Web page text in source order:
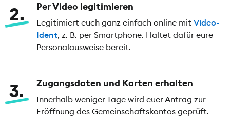
2 Per Video legitimieren
Legitimiert euch ganz einfach online mit Video-
Ident, z. B. per Smartphone. Haltet dafür eure
Personalausweise bereit.
3 Zugangsdaten und Karten erhalten
Innerhalb weniger Tage wird euer Antrag zur
Eröffnung des Gemeinschaftskontos geprüft.